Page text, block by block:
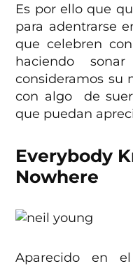
Es por ello que
para adentrarse
que celebren
haciendo
consideramos su
con algo de
que puedan
Everybody
Nowhere
Aparecido en